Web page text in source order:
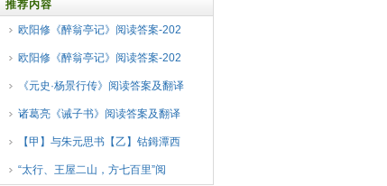
推荐内容
欧阳修《醉翁亭记》阅读答案-202
欧阳修《醉翁亭记》阅读答案-202
《元史·杨景行传》阅读答案及翻译
诸葛亮《诫子书》阅读答案及翻译
【甲】与朱元思书【乙】钴鉧潭西
“太行、王屋二山，方七百里”阅